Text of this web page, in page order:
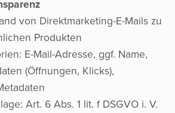
von Direktmarketing-E-Mails zu
Produkten
E-Mail-Adresse, ggf. Name,
(Öffnungen, Klicks),
Art. 6 Abs. 1 lit. f DSGVO i. V.